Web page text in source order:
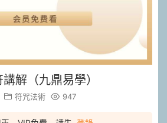
解（九鼎易學）
符咒法術 947